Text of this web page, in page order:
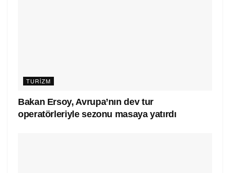
TURIZM
Bakan Ersoy, Avrupa’nın dev tur
operatörleriyle sezonu masaya yatırdı